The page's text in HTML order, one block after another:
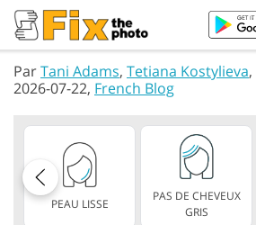
ParTani Adams, Tetiana Kostylieva,
2026-07-22, French Blog
PEAU LISSE
PAS DE CHEVEUX
GRIS